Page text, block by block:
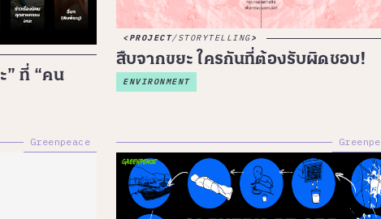
” ที่ “คน
Greenpeace
PROJECT/STORYTELLING
สืบจากขยะ ใครกันที่ต้องรับผิดชอบ!
ENVIRONMENT